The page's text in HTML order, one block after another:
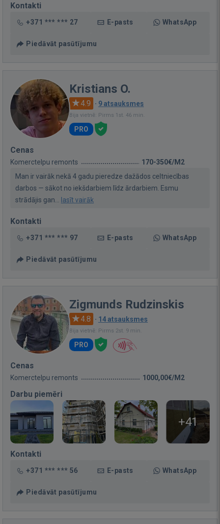
Kontakti
+371 *** *** 27 E-pasts WhatsApp
Piedāvāt pasūtījumu
Kristians O.
4.9 · 9 atsauksmes
Bija vietnē: Pirms 1st. 46 min.
PRO
Cenas
Komerctelpu remonts
170-350€/M2
Man ir vairāk nekā 4 gadu pieredze dažādos celtniecības
darbos — sākot no iekšdarbiem līdz ārdarbiem. Esmu
strādājis gan... lasīt vairāk
Kontakti
+371 *** *** 97 E-pasts WhatsApp
Piedāvāt pasūtījumu
Zigmunds Rudzinskis
4.8 · 14 atsauksmes
Bija vietnē: Pirms 2st. 9 min.
PRO
Cenas
Komerctelpu remonts 1000,00€/M2
Darbu piemēri
+41
Kontakti
+371 *** *** 56 E-pasts WhatsApp
Piedāvāt pasūtījumu